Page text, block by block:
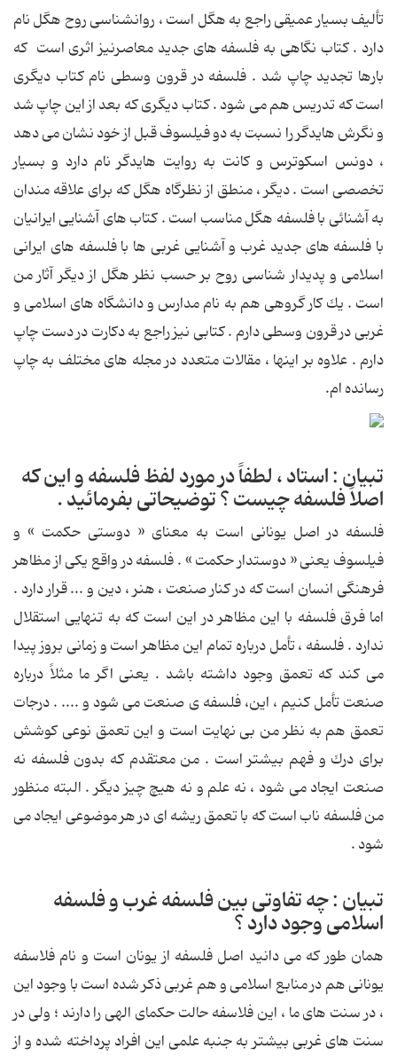
تألیف بسیار عمیقی راجع به هگل است ، روانشناسی روح هگل نام
دارد . كتاب نگاهی به فلسفه های جدید معاصرنیز اثری است كه
بارها تجدید چاپ شد . فلسفه در قرون وسطی نام كتاب دیگری
است كه تدریس هم می شود . كتاب دیگری كه بعد از این چاپ شد
و نگرش هایدگر را نسبت به دو فیلسوف قبل از خود نشان می دهد
، دونس اسكوترس و كانت به روایت هایدگر نام دارد و بسیار
تخصصی است . دیگر ، منطق از نظرگاه هگل كه برای علاقه مندان
به آشنائی با فلسفه هگل مناسب است . كتاب های آشنایی ایرانیان
با فلسفه های جدید غرب و آشنایی غربی ها با فلسفه های ایرانی
اسلامی و پدیدار شناسی روح بر حسب نظر هگل از دیگر آثار من
است . یك كار گروهی هم به نام مدارس و دانشگاه های اسلامی و
غربی در قرون وسطی دارم . كتابی نیز راجع به دكارت در دست چاپ
دارم . علاوه بر اینها ، مقالات متعدد در مجله های مختلف به چاپ
رسانده ام.
تبیان : استاد ، لطفاً در مورد لفظ فلسفه و این كه
اصلاً فلسفه چیست ؟ توضیحاتی بفرمائید .
فلسفه در اصل یونانی است به معنای « دوستی حكمت » و
فیلسوف یعنی « دوستدار حكمت » . فلسفه در واقع یكی از مظاهر
فرهنگی انسان است كه در كنار صنعت ، هنر ، دین و ... قرار دارد .
اما فرق فلسفه با این مظاهر در این است كه به تنهایی استقلال
ندارد . فلسفه ، تأمل درباره تمام این مظاهر است و زمانی بروز پیدا
می كند كه تعمق وجود داشته باشد . یعنی اگر ما مثلاً درباره
صنعت تأمل كنیم ، این، فلسفه ی صنعت می شود و .... . درجات
تعمق هم به نظر من بی نهایت است و این تعمق نوعی كوشش
برای درك و فهم بیشتر است . من معتقدم كه بدون فلسفه نه
صنعت ایجاد می شود ، نه علم و نه هیچ چیز دیگر . البته منظور
من فلسفه ناب است كه با تعمق ریشه ای در هر موضوعی ایجاد می
شود .
تبیان : چه تفاوتی بین فلسفه غرب و فلسفه
اسلامی وجود دارد ؟
همان طور كه می دانید اصل فلسفه از یونان است و نام فلاسفه
یونانی هم در منابع اسلامی و هم غربی ذكر شده است با وجود این
، در سنت های ما ، این فلاسفه حالت حكمای الهی را دارند ؛ ولی در
سنت های غربی بیشتر به جنبه علمی این افراد پرداخته شده و از